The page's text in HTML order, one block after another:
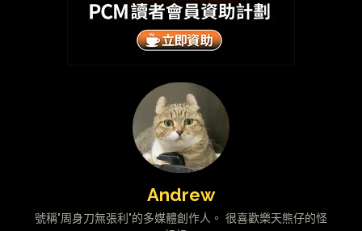
Andrew
號稱"周身刀無張利"的多媒體創作人。 很喜歡樂天熊仔的怪